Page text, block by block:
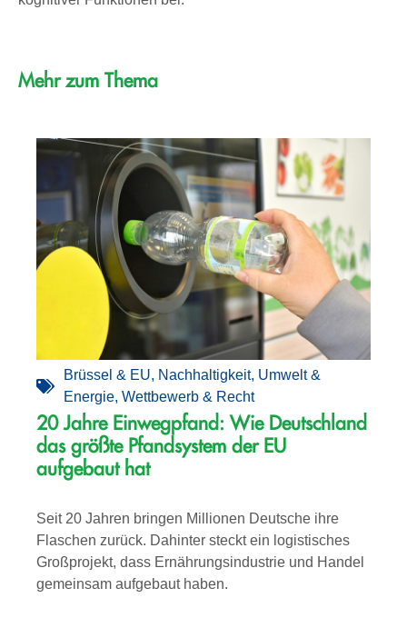
Mehr zum Thema
Brüssel & EU, Nachhaltigkeit, Umwelt &
Energie, Wettbewerb & Recht
20 Jahre Einwegpfand: Wie Deutschland
das größte Pfandsystem der EU
aufgebaut hat
Seit 20 Jahren bringen Millionen Deutsche ihre
Flaschen zurück. Dahinter steckt ein logistisches
Großprojekt, dass Ernährungsindustrie und Handel
gemeinsam aufgebaut haben.